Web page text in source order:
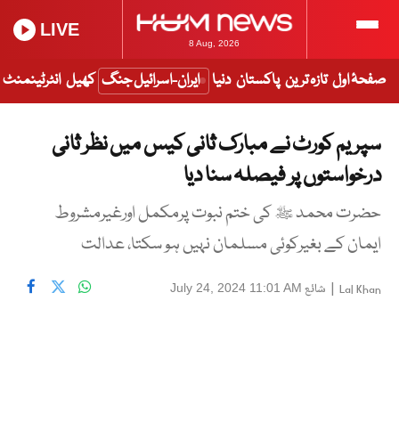
8 Aug, 2026
LIVE
صفحۂ اول تازہ ترین پاکستان دنیا ایران-اسرائیل جنگ کھیل انٹرٹینمنٹ
سپریم کورٹ نے مبارک ثانی کیس میں نظر ثانی
درخواستوں پر فیصلہ سنا دیا
حضرت محمد ﷺ کی ختم نبوت پرمکمل اورغیرمشروط
ایمان کے بغیرکوئی مسلمان نہیں ہو سکتا، عدالت
Lal Khan
| شائع July 24, 2024 11:01 AM